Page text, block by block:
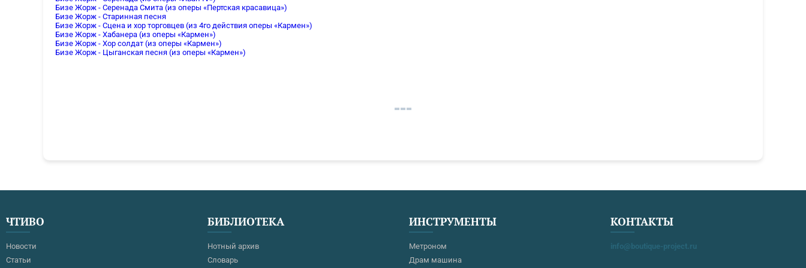
Бизе Жорж - Серенада Смита (из оперы «Пертская красавица»)
Бизе Жорж - Старинная песня
Бизе Жорж - Сцена и хор торговцев (из 4го действия оперы «Кармен»)
Бизе Жорж - Хабанера (из оперы «Кармен»)
Бизе Жорж - Хор солдат (из оперы «Кармен»)
Бизе Жорж - Цыганская песня (из оперы «Кармен»)
ЧТИВО
Новости
Статьи
БИБЛИОТЕКА
Нотный архив
Словарь
ИНСТРУМЕНТЫ
Метроном
Драм машина
КОНТАКТЫ
info@boutique-project.ru